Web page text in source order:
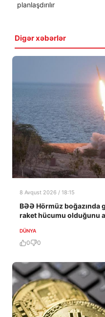
planlaşdırılır
Digər xəbərlər
8 Avqust 2026 / 18:15
BƏƏ Hörmüz boğazında
raket hücumu olduğunu
DÜNYA
0 0